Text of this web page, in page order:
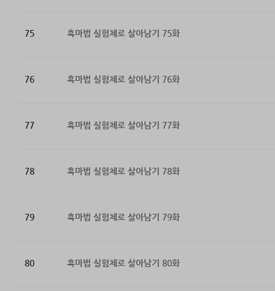
75 흑마법 실험체로 살아남기 75화
76 흑마법 실험체로 살아남기 76화
77 흑마법 실험체로 살아남기 77화
78 흑마법 실험체로 살아남기 78화
79 흑마법 실험체로 살아남기 79화
80 흑마법 실험체로 살아남기 80화